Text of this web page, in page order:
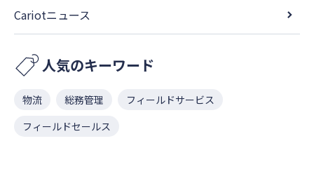
Cariotニュース
人気のキーワード
物流 総務管理
フィールドサービス
フィールドセールス